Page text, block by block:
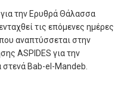
την Ερυθρά Θάλασσα
τις επόμενες ημέρες
αναπτύσσεται στην
ASPIDES για την
στενά Bab-el-Mandeb.